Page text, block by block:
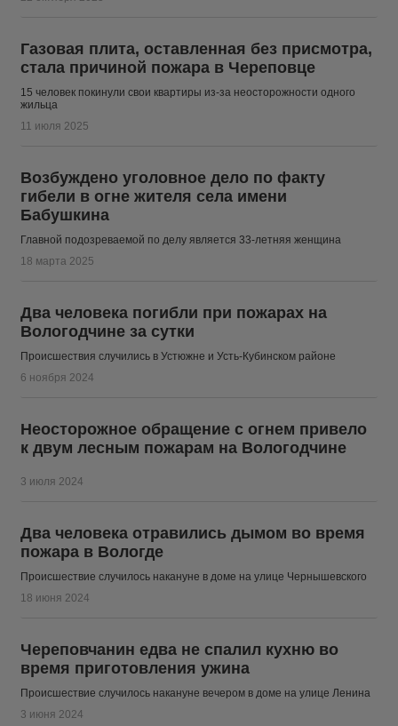
Газовая плита, оставленная без присмотра,
стала причиной пожара в Череповце
15 человек покинули свои квартиры из-за неосторожности одного
жильца
11 июля 2025
Возбуждено уголовное дело по факту
гибели в огне жителя села имени
Бабушкина
Главной подозреваемой по делу является 33-летняя женщина
18 марта 2025
Два человека погибли при пожарах на
Вологодчине за сутки
Происшествия случились в Устюжне и Усть-Кубинском районе
6 ноября 2024
Неосторожное обращение с огнем привело
к двум лесным пожарам на Вологодчине
3 июля 2024
Два человека отравились дымом во время
пожара в Вологде
Происшествие случилось накануне в доме на улице Чернышевского
18 июня 2024
Череповчанин едва не спалил кухню во
время приготовления ужина
Происшествие случилось накануне вечером в доме на улице Ленина
3 июня 2024